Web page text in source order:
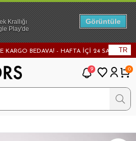
BEDAVA! - HAFTA İÇİ 24 SAATTE TR
9 0
Krallığı
Play'de
Görüntüle